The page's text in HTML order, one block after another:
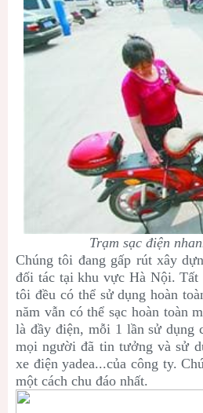
Trạm sạc điện
Chúng tôi đang gấp rút xây
đối tác tại khu vực Hà Nội. Tất
tôi đều có thể sử dụng hoàn
năm vẫn có thể sạc hoàn toàn
là đầy điện, mỗi 1 lần sử dụng
mọi người đã tin tưởng và sử
xe điện yadea...của công ty.
một cách chu đáo nhất.